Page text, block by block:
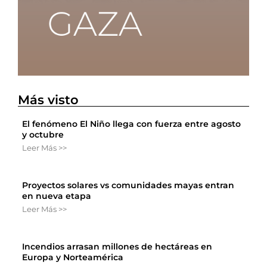
Más visto
El fenómeno El Niño llega con fuerza entre agosto
y octubre
Leer Más >>
Proyectos solares vs comunidades mayas entran
en nueva etapa
Leer Más >>
Incendios arrasan millones de hectáreas en
Europa y Norteamérica